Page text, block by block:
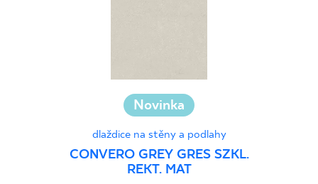
Novinka
dlaždice na stěny a podlahy
CONVERO GREY GRES SZKL.
REKT. MAT